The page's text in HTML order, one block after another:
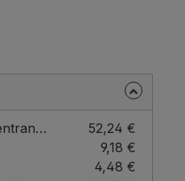
Tragholme für Treppentransport (1 Paar) Farbe: RAL 7016
52,24 €
9,18 €
4,48 €